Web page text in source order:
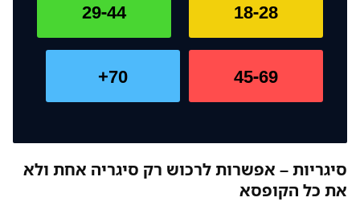
18-28
29-44
45-69
70+
סיגריות – אפשרות לרכוש רק סיגריה אחת ולא
את כל הקופסא